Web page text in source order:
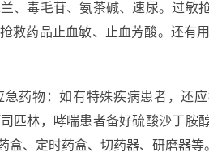
、毒毛苷、氨茶碱、速尿。过敏
救药品止血敏、止血芳酸。还有
药物：如有特殊疾病患者，还
匹林，哮喘患者备好硫酸沙丁胺
、定时药盒、切药器、研磨器等